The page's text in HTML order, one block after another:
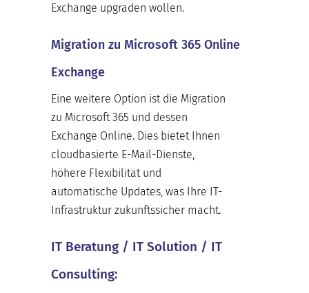
Exchange upgraden wollen.
Migration zu Microsoft 365 Online
Exchange
Eine weitere Option ist die Migration
zu Microsoft 365 und dessen
Exchange Online. Dies bietet Ihnen
cloudbasierte E-Mail-Dienste,
höhere Flexibilität und
automatische Updates, was Ihre IT-
Infrastruktur zukunftssicher macht.
IT Beratung / IT Solution / IT
Consulting: